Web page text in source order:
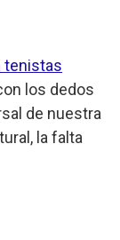
tenistas
los dedos
de nuestra
la falta